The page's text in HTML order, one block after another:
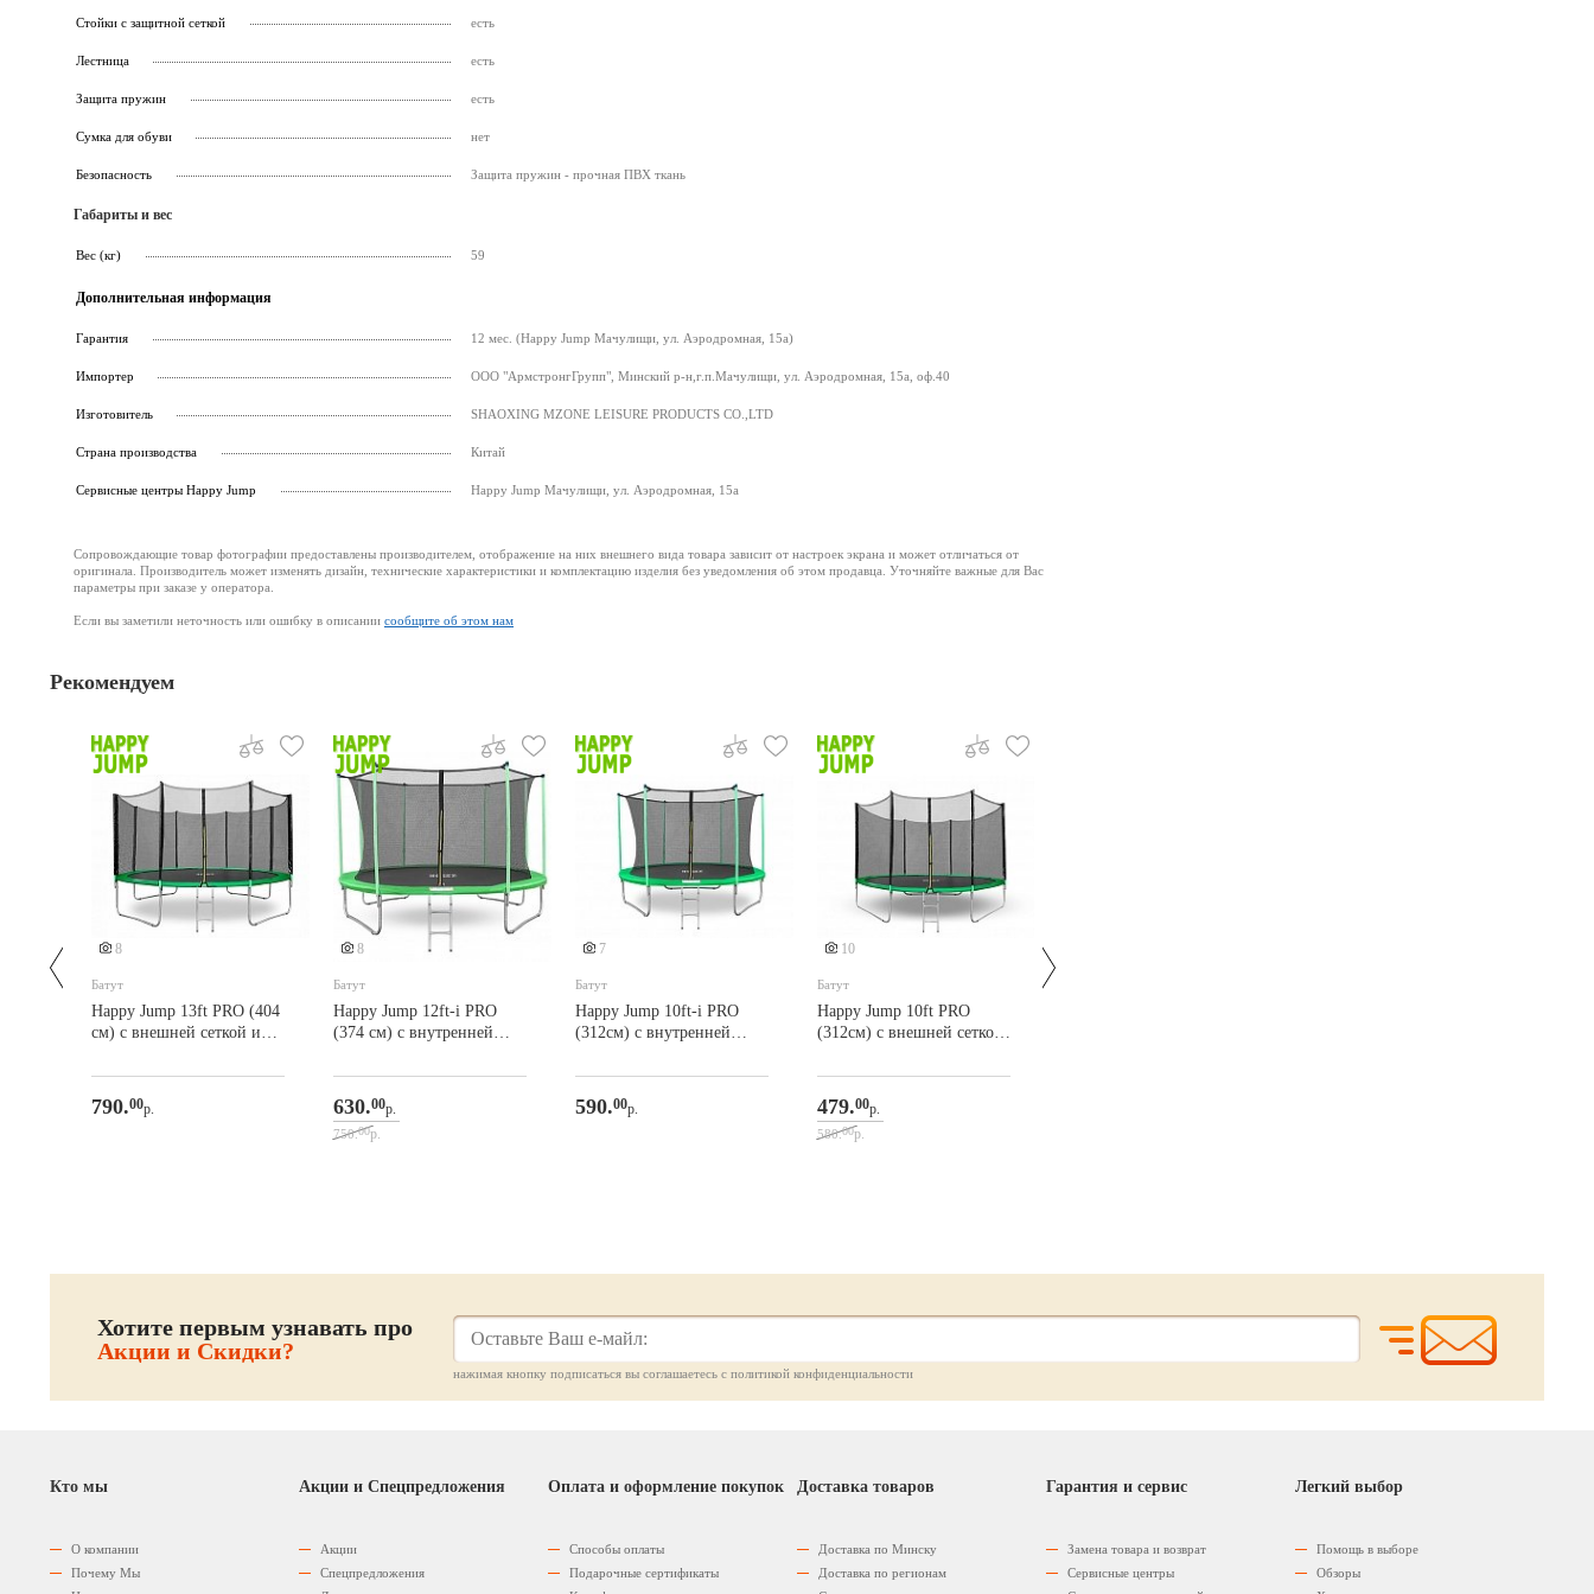
Стойки с защитной сеткой есть
Лестница есть
Защита пружин есть
Сумка для обуви нет
Безопасность Защита пружин - прочная ПВХ ткань
Габариты и вес
Вес (кг) 59
Дополнительная информация
Гарантия 12 мес. (Happy Jump Мачулищи, ул. Аэродромная, 15а)
Импортер ООО "АрмстронгГрупп", Минский р-н,г.п.Мачулищи, ул. Аэродромная, 15а, оф.40
Изготовитель SHAOXING MZONE LEISURE PRODUCTS CO.,LTD
Страна производства Китай
Cервисные центры Happy Jump Happy Jump Мачулищи, ул. Аэродромная, 15а
Сопровождающие товар фотографии предоставлены производителем, отображение на них внешнего вида товара зависит от настроек экрана и может отличаться от
оригинала. Производитель может изменять дизайн, технические характеристики и комплектацию изделия без уведомления об этом продавца. Уточняйте важные для Вас
параметры при заказе у оператора.
Если вы заметили неточность или ошибку в описании сообщите об этом нам
Рекомендуем
8
Батут
Happy Jump 13ft PRO (404
см) с внешней сеткой и
790.00р.
8
Батут
Happy Jump 12ft-i PRO
(374 см) с внутренней
630.00р.
750.00р.
7
Батут
Happy Jump 10ft-i PRO
(312см) с внутренней
590.00р.
10
Еще 1 фото
Батут
Happy Jump 10ft PRO
(312см) с внешней сеткой
479.00р.
580.00р.
Хотите первым узнавать про
Акции и Скидки?
нажимая кнопку подписаться вы соглашаетесь с политикой конфиденциальности
Кто мы
О компании
Почему Мы
Акции и Спецпредложения
Акции
Спецпредложения
Оплата и оформление покупок
Способы оплаты
Подарочные сертификаты
Доставка товаров
Доставка по Минску
Доставка по регионам
Гарантия и сервис
Замена товара и возврат
Сервисные центры
Легкий выбор
Помощь в выборе
Обзоры